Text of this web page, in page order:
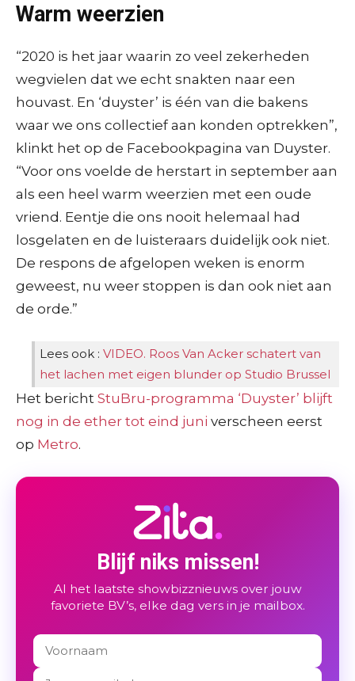
Warm weerzien
“2020 is het jaar waarin zo veel zekerheden
wegvielen dat we echt snakten naar een
houvast. En ‘duyster’ is één van die bakens
waar we ons collectief aan konden optrekken”,
klinkt het op de Facebookpagina van Duyster.
“Voor ons voelde de herstart in september aan
als een heel warm weerzien met een oude
vriend. Eentje die ons nooit helemaal had
losgelaten en de luisteraars duidelijk ook niet.
De respons de afgelopen weken is enorm
geweest, nu weer stoppen is dan ook niet aan
de orde.”
Lees ook : VIDEO. Roos Van Acker schatert van
het lachen met eigen blunder op Studio Brussel
Het bericht StuBru-programma ‘Duyster’ blijft
nog in de ether tot eind juni verscheen eerst
op Metro.
Blijf niks missen!
Al het laatste showbizznieuws over jouw
favoriete BV’s, elke dag vers in je mailbox.